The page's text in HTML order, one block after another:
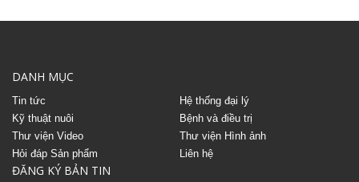
DANH MỤC
Tin tức
Hệ thống đại lý
Kỹ thuật nuôi
Bệnh và điều trị
Thư viện Video
Thư viện Hình ảnh
Hỏi đáp Sản phẩm
Liên hệ
ĐĂNG KÝ BẢN TIN